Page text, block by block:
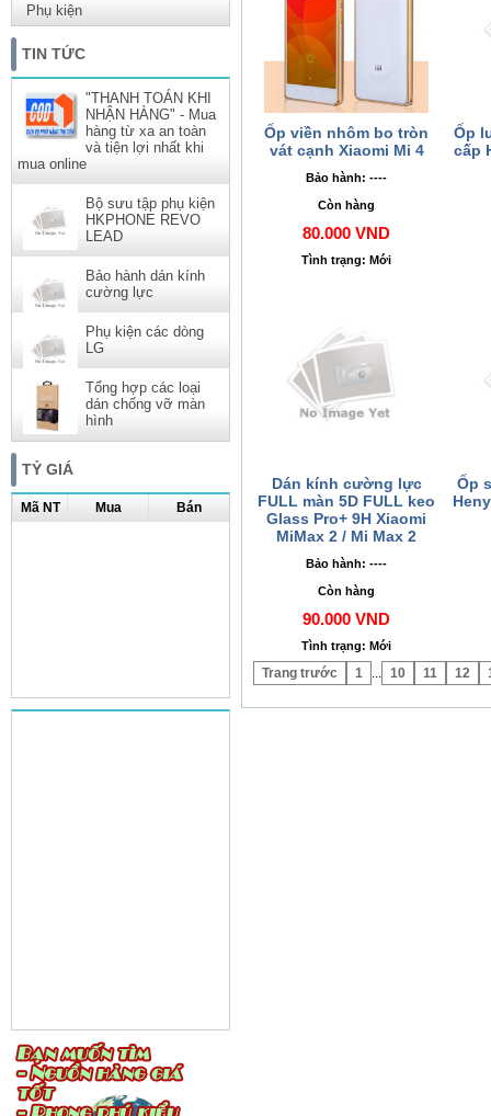
Phụ kiện
TIN TỨC
"THANH TOÁN KHI
NHẬN HÀNG" - Mua
hàng từ xa an toàn
và tiện lợi nhất khi
mua online
Bộ sưu tập phụ kiện
HKPHONE REVO
LEAD
Bảo hành dán kính
cường lực
Phụ kiện các dòng
LG
Tổng hợp các loại
dán chống vỡ màn
hình
TỶ GIÁ
Mã NT Mua Bán
Ốp viền nhôm bo tròn
vát cạnh Xiaomi Mi 4
Bảo hành: ----
Còn hàng
80.000 VND
Tình trạng: Mới
Ốp
cấp
Dán kính cường lực
FULL màn 5D FULL keo
Glass Pro+ 9H Xiaomi
MiMax 2 / Mi Max 2
Bảo hành: ----
Còn hàng
90.000 VND
Tình trạng: Mới
Ốp
Trang trước 1 ... 10 11 12